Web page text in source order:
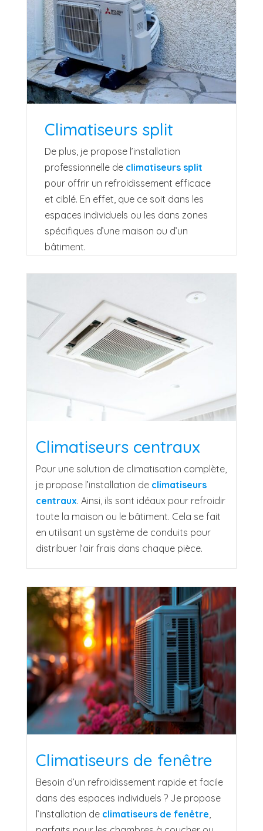
Climatiseurs split
De plus, je propose l’installation
professionnelle de climatiseurs split
pour offrir un refroidissement efficace
et ciblé. En effet, que ce soit dans les
espaces individuels ou les dans zones
spécifiques d’une maison ou d’un
bâtiment.
Climatiseurs centraux
Pour une solution de climatisation complète,
je propose l’installation de climatiseurs
centraux. Ainsi, ils sont idéaux pour refroidir
toute la maison ou le bâtiment. Cela se fait
en utilisant un système de conduits pour
distribuer l’air frais dans chaque pièce.
Climatiseurs de fenêtre
Besoin d’un refroidissement rapide et facile
dans des espaces individuels ? Je propose
l’installation de climatiseurs de fenêtre,